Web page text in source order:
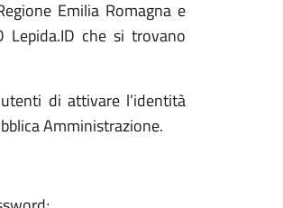
Emilia Romagna e
Lepida.ID che si trovano
di attivare l’identità
Amministrazione.